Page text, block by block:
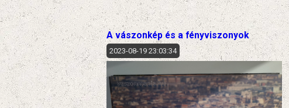
A vászonkép és a fényviszonyok
2023-08-19 23:03:34